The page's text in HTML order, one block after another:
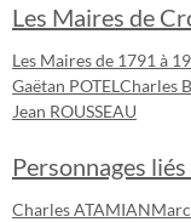
Les Maires de
Les Maires de 1791 à
Gaëtan POTEL Charles
Jean ROUSSEAU
Personnages
Charles ATAMIAN